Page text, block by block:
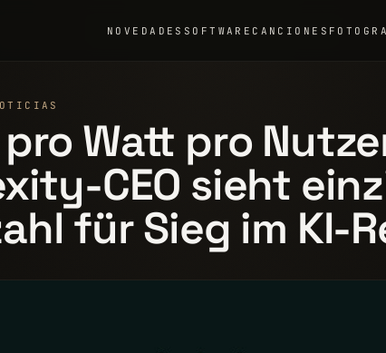
NOVEDADES SOFTWARE CANCIONES
Watt pro
CEO sieht
für Sieg im KI-